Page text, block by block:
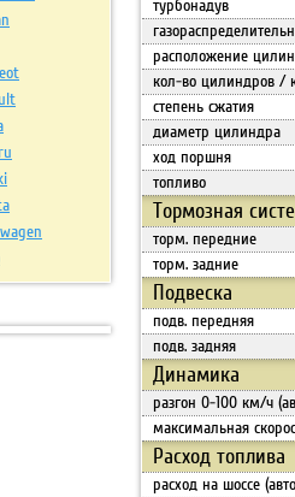
турбонадув
расположение
кол-во цилиндров /
степень сжатия
диаметр цилиндра
ход поршня
топливо
Тормозная
торм. передние
торм. задние
Подвеска
подв. передняя
подв. задняя
Динамика
разгон 0-100 км/ч
максимальная
Расход топлива
расход на шоссе